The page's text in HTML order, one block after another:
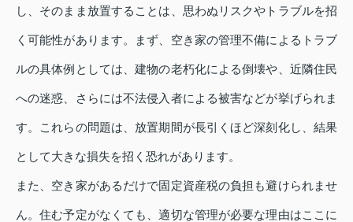
し、そのまま放置することは、思わぬリスクやトラブルを招
く可能性があります。まず、空き家の管理不備によるトラブ
ルの具体例としては、建物の老朽化による倒壊や、近隣住民
への迷惑、さらには不法侵入者による被害などが挙げられま
す。これらの問題は、放置期間が長引くほど深刻化し、結果
として大きな損失を招く恐れがあります。
また、空き家があるだけで固定資産税の負担も避けられませ
ん。住む予定がなくても、適切な管理が必要な理由はここに